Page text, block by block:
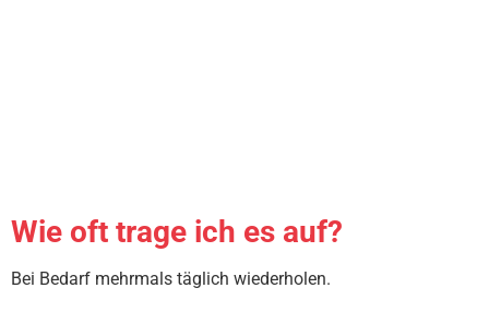
Wie oft trage ich es auf?
Bei Bedarf mehrmals täglich wiederholen.